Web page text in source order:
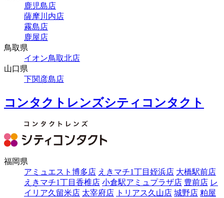
鹿児島店
薩摩川内店
霧島店
鹿屋店
鳥取県
イオン鳥取北店
山口県
下関彦島店
コンタクトレンズシティコンタクト
福岡県
アミュエスト博多店 えきマチ1丁目姪浜店 大橋駅前店
えきマチ1丁目香椎店 小倉駅アミュプラザ店 豊前店 レ
イリア久留米店 太宰府店 トリアス久山店 城野店 粕屋